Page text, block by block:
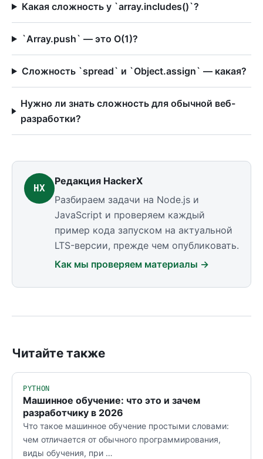
Какая сложность у `array.includes()`?
`Array.push` — это O(1)?
Сложность `spread` и `Object.assign` — какая?
Нужно ли знать сложность для обычной веб-
разработки?
HX
Редакция HackerX
Разбираем задачи на Node.js и
JavaScript и проверяем каждый
пример кода запуском на актуальной
LTS-версии, прежде чем опубликовать.
Как мы проверяем материалы →
Читайте также
PYTHON
Машинное обучение: что это и зачем
разработчику в 2026
Что такое машинное обучение простыми словами:
чем отличается от обычного программирования,
виды обучения, при …